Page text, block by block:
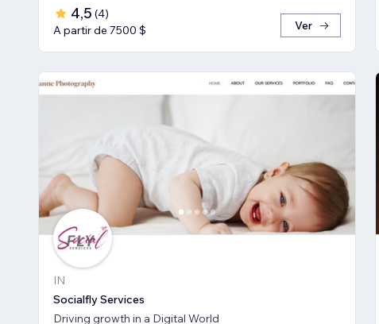
4,5 (4)
A partir de 7500 $
Ver
IN
Socialfly Services
Driving growth in a Digital World